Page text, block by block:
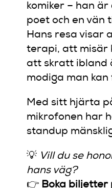
komiker – han
poet och en vän
Hans resa visar
terapi, att misär
att skratt ibland
modiga man
Med sitt hjärta
mikrofonen har
standup
💡 Vill du se
hans väg?
👉 Boka biljetter